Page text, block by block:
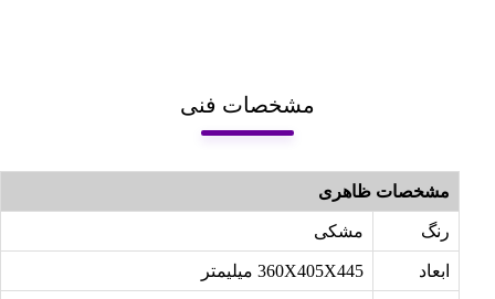
مشخصات فنی
مشخصات ظاهری
رنگ مشکی
ابعاد 360X405X445 میلیمتر